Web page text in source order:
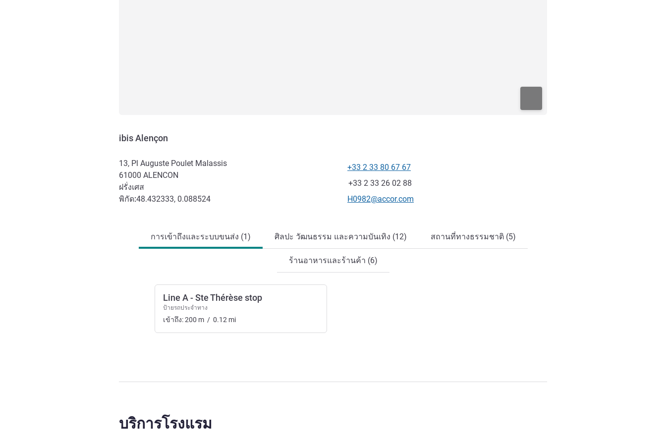
ibis Alençon
13, Pl Auguste Poulet Malassis
61000 ALENCON
ฝรั่งเศส
พิกัด:48.432333, 0.088524
โทรศัพท์
+33 2 33 80 67 67
แฟกซ์
+33 2 33 26 02 88
อีเมลติดต่อ
H0982@accor.com
การเข้าถึงและระบบขนส่ง (1) ศิลปะ วัฒนธรรม และความบันเทิง (12) สถานที่ทางธรรมชาติ (5)
ร้านอาหารและร้านค้า (6)
Line A - Ste Thérèse stop
ป้ายรถประจำทาง
เข้าถึง:200 m / 0.12 mi
บริการโรงแรม